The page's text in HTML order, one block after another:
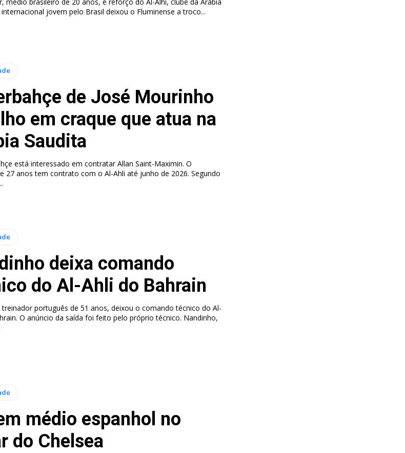
internacional jovem pelo Brasil deixou o Fluminense a troco...
de José Mourinho
em craque que atua na
Saudita
está interessado em contratar Allan Saint-Maximin. O
anos tem contrato com o Al-Ahli até junho de 2026. Segundo
deixa comando
do Al-Ahli do Bahrain
treinador português de 51 anos, deixou o comando técnico do Al-
O anúncio da saída foi feito pelo próprio técnico. Nandinho,
médio espanhol no
do Chelsea